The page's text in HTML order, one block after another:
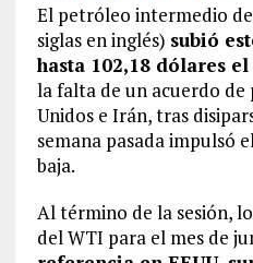
El petróleo intermedio
siglas en inglés) subió
hasta 102,18 dólares
la falta de un acuerdo de
Unidos e Irán, tras
semana pasada impulsó
baja.
Al término de la sesión,
del WTI para el mes de